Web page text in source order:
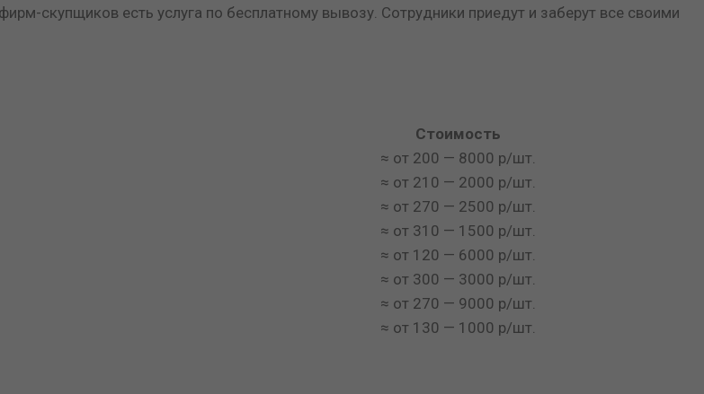
скупщиков есть услуга по бесплатному вывозу. Сотрудники приедут и заберут все своими
Стоимость
≈ от 200 — 8000 р/шт.
≈ от 210 — 2000 р/шт.
≈ от 270 — 2500 р/шт.
≈ от 310 — 1500 р/шт.
≈ от 120 — 6000 р/шт.
≈ от 300 — 3000 р/шт.
≈ от 270 — 9000 р/шт.
≈ от 130 — 1000 р/шт.